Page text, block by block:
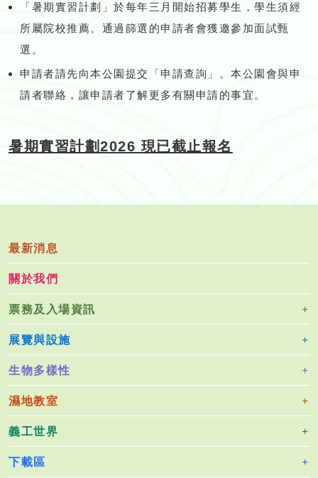
「暑期實習計劃」於每年三月開始招募學生，學生須經
所屬院校推薦。通過篩選的申請者會獲邀參加面試甄
選。
申請者請先向本公園提交「申請查詢」。本公園會與申
請者聯絡，讓申請者了解更多有關申請的事宜。
暑期實習計劃2026 現已截止報名
最新消息
關於我們
票務及入場資訊
展覽與設施
生物多樣性
濕地教室
義工世界
下載區